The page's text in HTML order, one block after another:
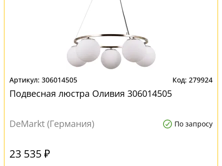
306014505 279924
Подвесная люстра Оливия 306014505
DeMarkt (Германия) По запросу
23 535 ₽